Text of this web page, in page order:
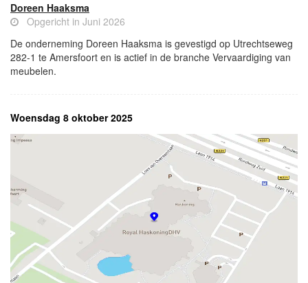
Doreen Haaksma
Opgericht in Juni 2026
De onderneming Doreen Haaksma is gevestigd op Utrechtseweg
282-1 te Amersfoort en is actief in de branche Vervaardiging van
meubelen.
Woensdag 8 oktober 2025